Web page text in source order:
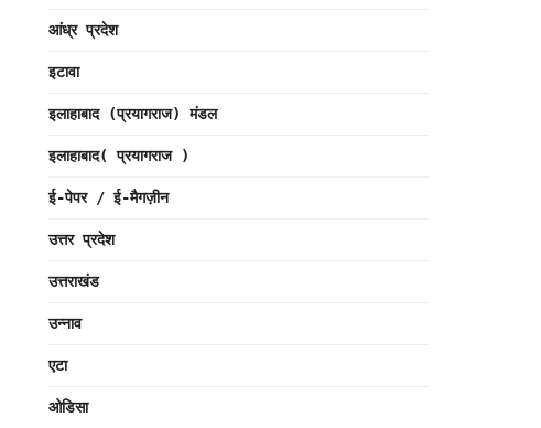
आंध्र प्रदेश
इटावा
इलाहाबाद (प्रयागराज) मंडल
इलाहाबाद( प्रयागराज )
ई-पेपर / ई-मैगज़ीन
उत्तर प्रदेश
उत्तराखंड
उन्नाव
एटा
ओडिसा